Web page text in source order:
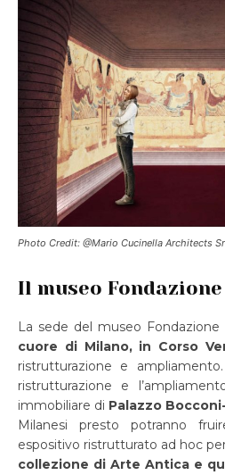
Photo Credit: @Mario Cucinella Architects
Il museo
La sede del museo
cuore di Milano, in Corso
ristrutturazione e
ristrutturazione e
immobiliare di Palazzo
Milanesi presto potranno
espositivo ristrutturato ad hoc
collezione di Arte Antica e